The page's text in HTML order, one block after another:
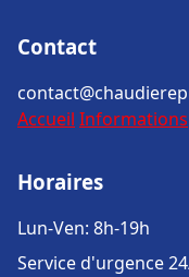
Contact
Accueil Informations
Horaires
Lun-Ven: 8h-19h
Service d'urgence